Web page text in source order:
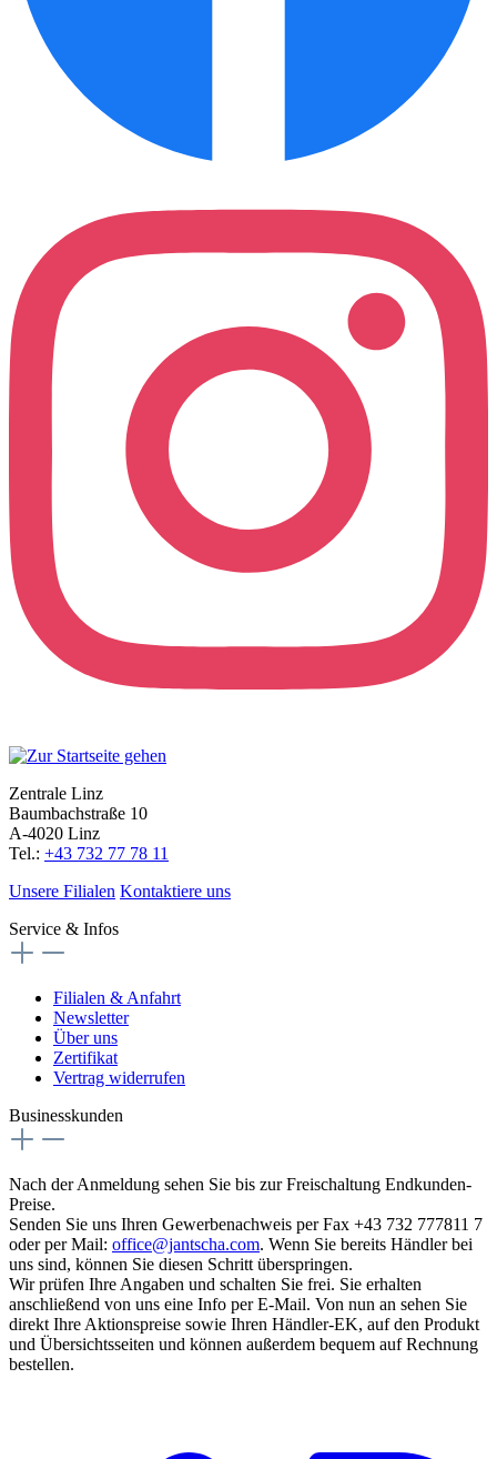
Zentrale Linz
Baumbachstraße 10
A-4020 Linz
Tel.: +43 732 77 78 11
Unsere Filialen Kontaktiere uns
Service & Infos
Filialen & Anfahrt
Newsletter
Über uns
Zertifikat
Vertrag widerrufen
Businesskunden
Nach der Anmeldung sehen Sie bis zur Freischaltung Endkunden-
Preise.
Senden Sie uns Ihren Gewerbenachweis per Fax +43 732 777811 7
oder per Mail: office@jantscha.com. Wenn Sie bereits Händler bei
uns sind, können Sie diesen Schritt überspringen.
Wir prüfen Ihre Angaben und schalten Sie frei. Sie erhalten
anschließend von uns eine Info per E-Mail. Von nun an sehen Sie
direkt Ihre Aktionspreise sowie Ihren Händler-EK, auf den Produkt
und Übersichtsseiten und können außerdem bequem auf Rechnung
bestellen.